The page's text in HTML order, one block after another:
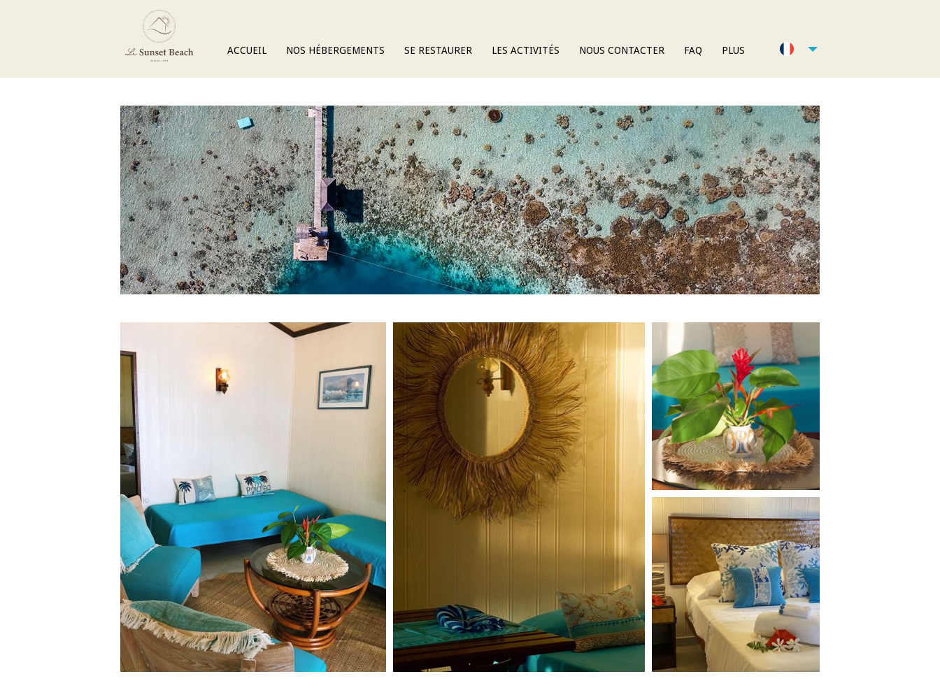
ACCUEIL NOS HÉBERGEMENTS SE RESTAURER LES ACTIVITÉS NOUS CONTACTER FAQ PLUS